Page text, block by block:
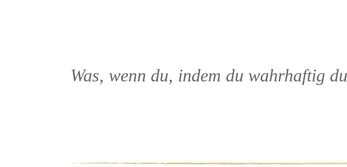
Was, wenn du, indem du wahrhaftig